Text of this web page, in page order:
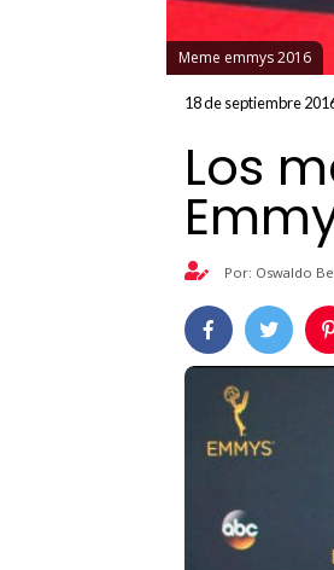
Meme emmys 2016
18 de septiembre
Los
Por: Oswaldo